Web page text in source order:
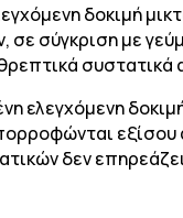
δοκιμή
σε σύγκριση με
ελεγχόμενη
δεν